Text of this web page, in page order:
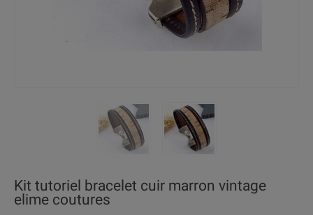
Kit tutoriel bracelet cuir marron vintage
elime coutures